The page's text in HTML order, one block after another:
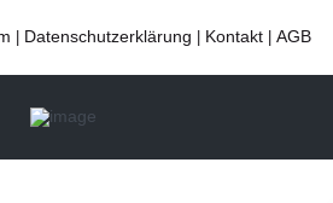
Datenschutzerklärung Kontakt AGB